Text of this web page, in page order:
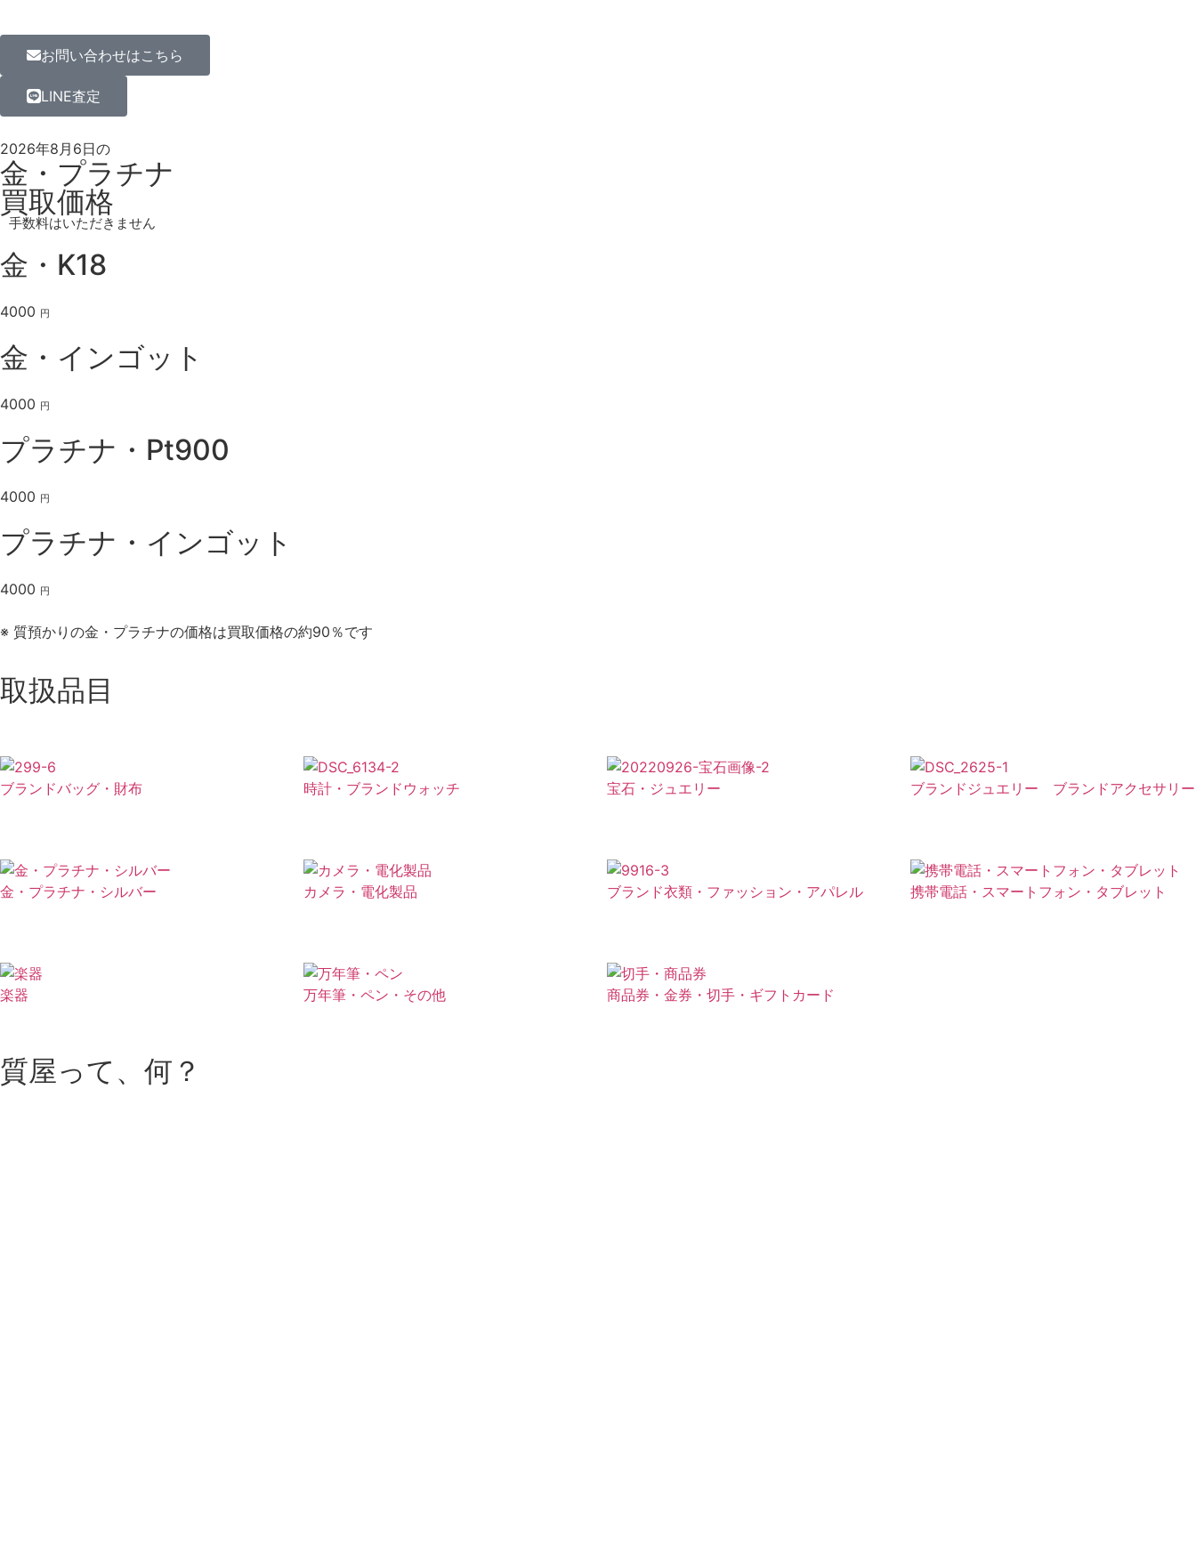
お問い合わせはこちら
LINE査定
2026年8月6日の
金・プラチナ
買取価格
手数料はいただきません
金・K18
4000 円
金・インゴット
4000 円
プラチナ・Pt900
4000 円
プラチナ・インゴット
4000 円
※ 質預かりの金・プラチナの価格は買取価格の約90％です
取扱品目
ブランドバッグ・財布 時計・ブランドウォッチ 宝石・ジュエリー ブランドジュエリー ブランドアクセサリー
金・プラチナ・シルバー カメラ・電化製品 ブランド衣類・ファッション・アパレル 携帯電話・スマートフォン・タブレット
楽器 万年筆・ペン・その他 商品券・金券・切手・ギフトカード
質屋って、何？